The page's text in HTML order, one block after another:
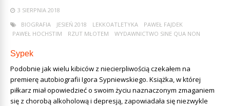
3 SIERPNIA 2018
BIOGRAFIA
JESIEŃ 2018 LEKKOATLETYKA
PAWEŁ FAJDEK
PAWEŁ HOCHSTIM
RZUT MŁOTEM WYDAWNICTWO SINE QUA NON
Sypek
Podobnie jak wielu kibiców z niecierpliwością czekałem na
premierę autobiografii Igora Sypniewskiego. Książka, w której
piłkarz miał opowiedzieć o swoim życiu naznaczonym zmaganiem
się z chorobą alkoholową i depresją, zapowiadała się niezwykle